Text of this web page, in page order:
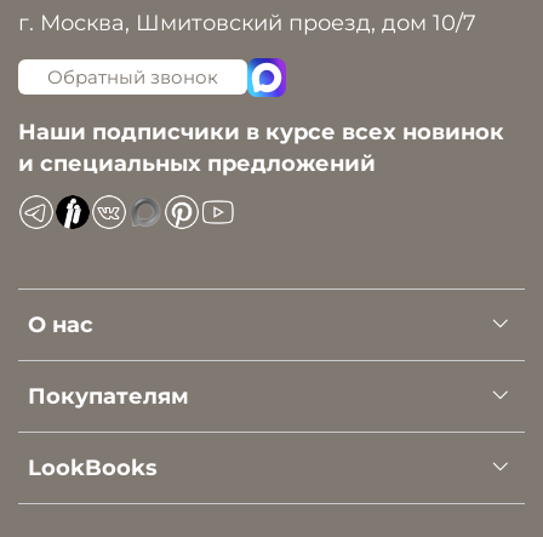
О нас
Покупателям
LookBooks
г. Москва, Шмитовский проезд, дом 10/7
Обратный звонок
Наши подписчики в курсе всех новинок
и специальных предложений